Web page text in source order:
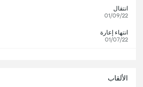
انتقال
01/09/22
انتهاء إعارة
01/07/22
الألقاب